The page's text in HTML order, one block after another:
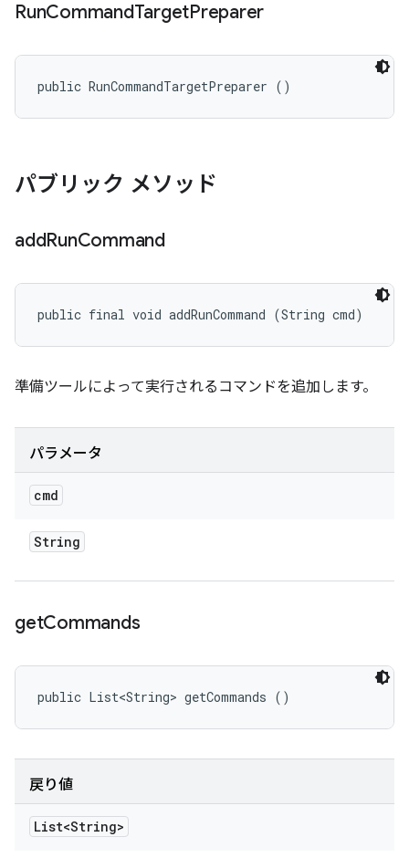
RunCommandTargetPreparer
public RunCommandTargetPreparer ()
パブリック メソッド
addRunCommand
public final void addRunCommand (String cmd)
準備ツールによって実行されるコマンドを追加します。
パラメータ
cmd
String
getCommands
public List<String> getCommands ()
戻り値
List<String>